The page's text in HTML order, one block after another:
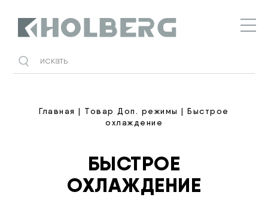
Главная | Товар Доп. режимы | Быстрое
охлаждение
БЫСТРОЕ
ОХЛАЖДЕНИЕ